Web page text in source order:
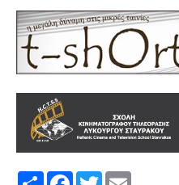
Share FacebookTwitter